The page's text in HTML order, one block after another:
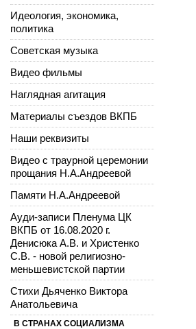
Идеология, экономика,
политика
Советская музыка
Видео фильмы
Наглядная агитация
Материалы съездов ВКПБ
Наши реквизиты
Видео с траурной церемонии
прощания Н.А.Андреевой
Памяти Н.А.Андреевой
Ауди-записи Пленума ЦК
ВКПБ от 16.08.2020 г.
Денисюка А.В. и Христенко
С.В. - новой религиозно-
меньшевистской партии
Стихи Дьяченко Виктора
Анатольевича
В СТРАНАХ СОЦИАЛИЗМА